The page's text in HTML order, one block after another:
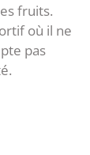
fruits.
où il ne
pas